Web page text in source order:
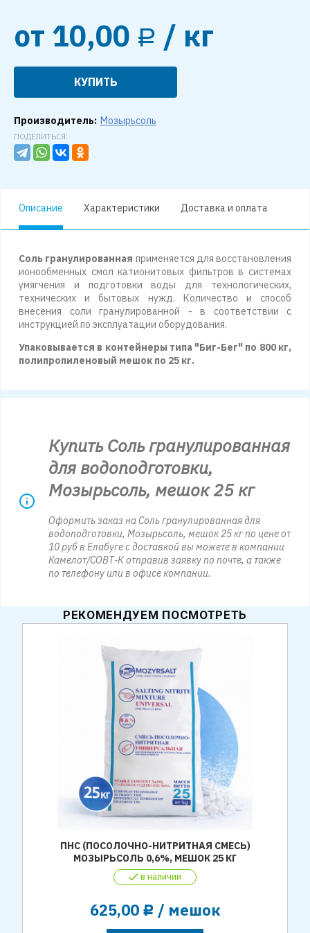
от 10,00 Р / кг
КУПИТЬ
Производитель: Мозырьсоль
ПОДЕЛИТЬСЯ:
Описание Характеристики Доставка и оплата
Соль гранулированная применяется для восстановления
ионообменных смол катионитовых фильтров в системах
умягчения и подготовки воды для технологических,
технических и бытовых нужд. Количество и способ
внесения соли гранулированной - в соответствии с
инструкцией по эксплуатации оборудования.
Упаковывается в контейнеры типа "Биг-Бег" по 800 кг,
полипропиленовый мешок по 25 кг.
Купить Соль гранулированная
для водоподготовки,
Мозырьсоль, мешок 25 кг
Оформить заказ на Соль гранулированная для
водоподготовки, Мозырьсоль, мешок 25 кг по цене от
10 руб в Елабуге с доставкой вы можете в компании
Камелот/СОВТ-К отправив заявку по почте, а также
по телефону или в офисе компании.
РЕКОМЕНДУЕМ ПОСМОТРЕТЬ
ПНС (ПОСОЛОЧНО-НИТРИТНАЯ СМЕСЬ)
МОЗЫРЬСОЛЬ 0,6%, МЕШОК 25 КГ
в наличии
625,00 Р / мешок